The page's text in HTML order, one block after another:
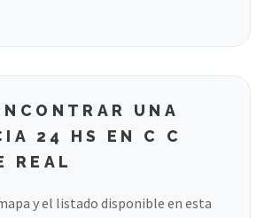
UNA
24 HS EN C C
REAL
y el listado disponible en esta